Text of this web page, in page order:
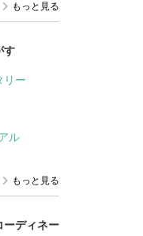
もっと見る
す
リー
ル
もっと見る
ーディネー